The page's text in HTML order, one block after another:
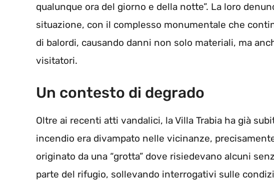
qualunque ora del giorno e della notte”. La loro
situazione, con il complesso monumentale che
di balordi, causando danni non solo materiali, ma
visitatori.
Un contesto di degrado
Oltre ai recenti atti vandalici, la Villa Trabia ha già
incendio era divampato nelle vicinanze,
originato da una “grotta” dove risiedevano alcuni
parte del rifugio, sollevando interrogativi sulle